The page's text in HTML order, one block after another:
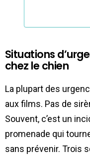
Situations
chez le chien
La plupart des
aux films. Pas de
Souvent, c’est un
promenade qui
sans prévenir. Trois